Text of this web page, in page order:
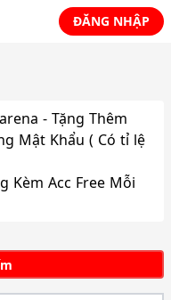
ĐĂNG NHẬP
- Tặng Thêm
Mật Khẩu ( Có tỉ lệ
Kèm Acc Free Mỗi